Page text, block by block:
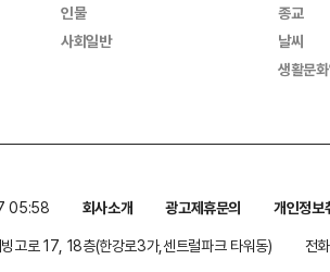
인물
사회일반
종교
날씨
생활문
05:58 회사소개 광고제휴문의
개인정보
고로 17, 18층(한강로3가,센트럴파크 타워동)
전